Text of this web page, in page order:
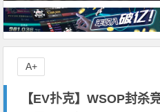
【EV扑克】WSOP封杀
A+